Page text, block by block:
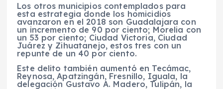
Los otros municipios contemplados para
esta estrategia donde los homicidios
avanzaron en el 2018 son Guadalajara con
un incremento de 90 por ciento; Morelia con
un 53 por ciento; Ciudad Victoria, Ciudad
Juárez y Zihuatanejo, estos tres con un
repunte de un 40 por ciento.
Este delito también aumentó en Tecámac,
Reynosa, Apatzingán, Fresnillo, Iguala, la
delegación Gustavo A. Madero, Tulipán, la